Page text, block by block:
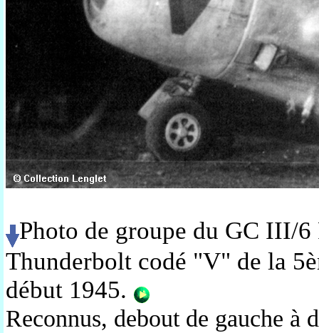
Photo de groupe du GC III/
Thunderbolt codé "V" de la
début 1945.
Reconnus, debout de gauche